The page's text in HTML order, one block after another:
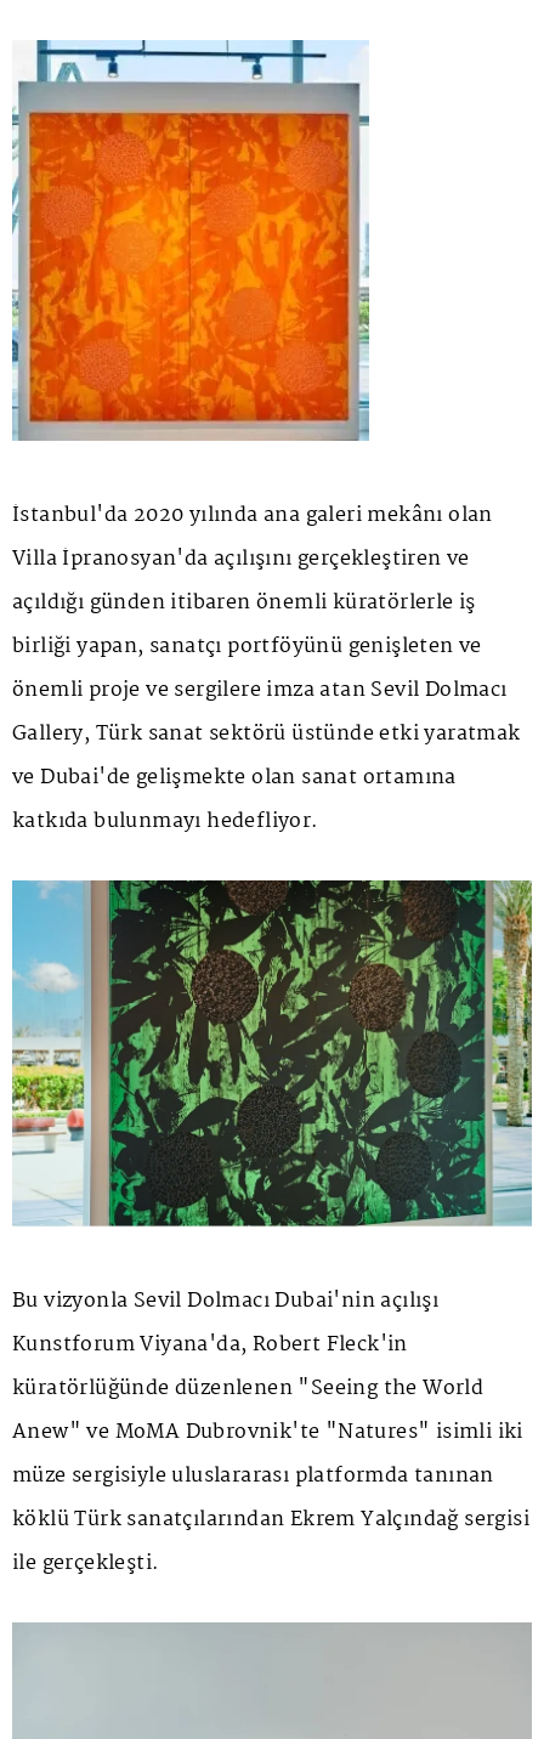
İstanbul'da 2020 yılında ana galeri mekânı olan
Villa İpranosyan'da açılışını gerçekleştiren ve
açıldığı günden itibaren önemli küratörlerle iş
birliği yapan, sanatçı portföyünü genişleten ve
önemli proje ve sergilere imza atan Sevil Dolmacı
Gallery, Türk sanat sektörü üstünde etki yaratmak
ve Dubai'de gelişmekte olan sanat ortamına
katkıda bulunmayı hedefliyor.
Bu vizyonla Sevil Dolmacı Dubai'nin açılışı
Kunstforum Viyana'da, Robert Fleck'in
küratörlüğünde düzenlenen "Seeing the World
Anew" ve MoMA Dubrovnik'te "Natures" isimli iki
müze sergisiyle uluslararası platformda tanınan
köklü Türk sanatçılarından Ekrem Yalçındağ sergisi
ile gerçekleşti.